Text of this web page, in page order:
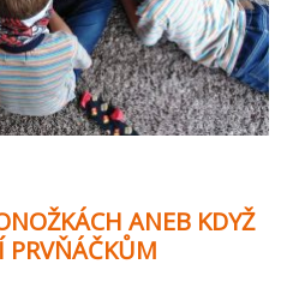
ANEB KDYŽ
PRVŇÁČKŮM